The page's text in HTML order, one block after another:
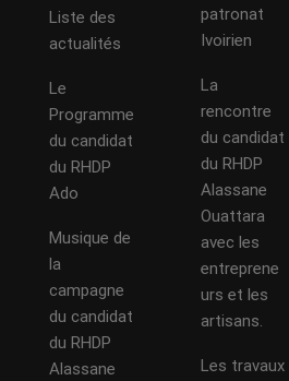
Liste des
actualités
Le
Programme
du candidat
du RHDP
Ado
Musique de
la
campagne
du candidat
du RHDP
Alassane
patronat
Ivoirien
La
rencontre
du candidat
du RHDP
Alassane
Ouattara
avec les
entreprene
urs et les
artisans.
Les travaux